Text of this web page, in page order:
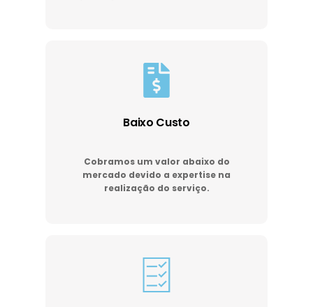
Baixo Custo
Cobramos um valor abaixo do
mercado devido a expertise na
realização do serviço.